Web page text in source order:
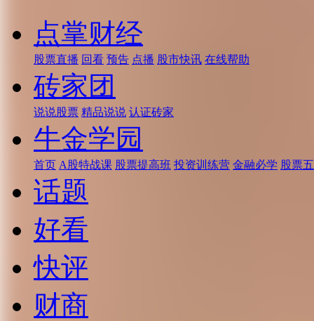
点掌财经
股票直播 回看 预告 点播 股市快讯 在线帮助
砖家团
说说股票 精品说说 认证砖家
牛金学园
首页 A股特战课 股票提高班 投资训练营 金融必学 股票
话题
好看
快评
财商